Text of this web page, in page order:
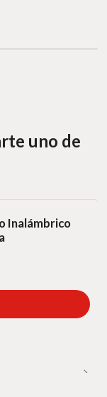
uno de
Inalámbrico